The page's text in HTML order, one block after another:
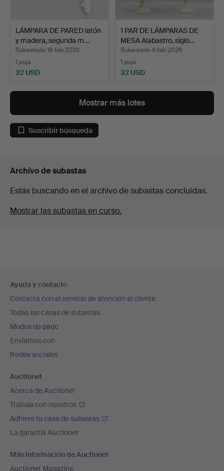
LÁMPARA DE PARED latón
y madera, segunda m…
Subastado 18 feb 2026
1 puja
32 USD
1 PAR DE LÁMPARAS DE
MESA Alabastro, siglo…
Subastado 6 feb 2026
1 puja
32 USD
Mostrar más lotes
Suscribir búsqueda
Archivo de subastas
Estás buscando en el archivo de subastas concluidas.
Mostrar las subastas en curso.
en
el
pie
de
página
Ayuda y contacto
Contacta con el servicio de atención al cliente
Todas las casas de subastas
Modos de pago
Enviamos con
Redes sociales
Auctionet
Acerca de Auctionet
Trabaja con nosotros
Adhiere tu casa de subastas
La garantía Auctionet
Más información de Auctionet
Auctionet Magazine